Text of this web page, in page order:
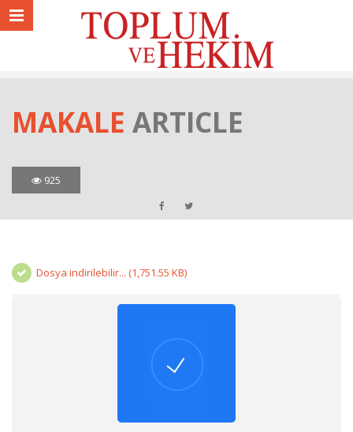
MAKALE ARTICLE
925
Dosya indirilebilir... (1,751.55 KB)